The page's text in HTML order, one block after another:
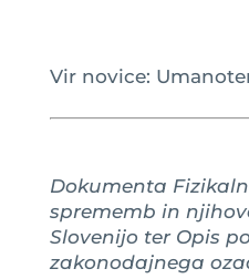
Vir novice:
Dokumenta
sprememb in
Slovenijo ter Opis
zakonodajnega